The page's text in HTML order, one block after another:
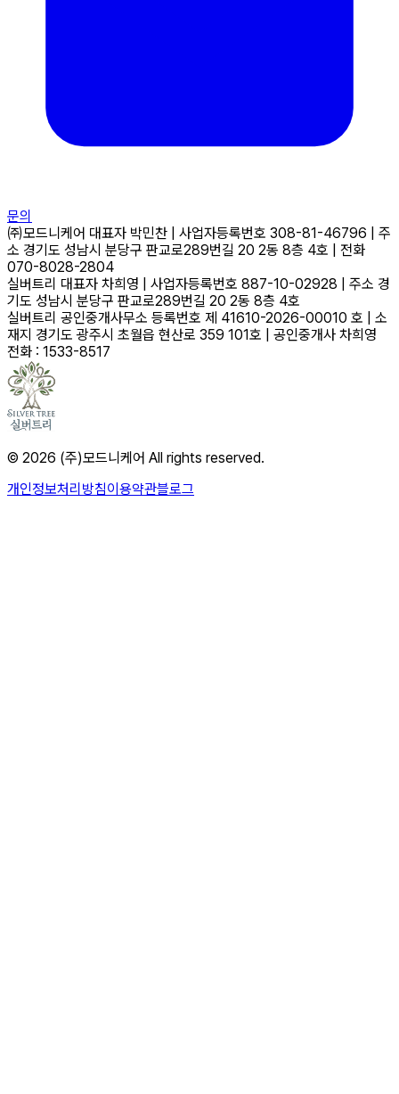
문의
㈜모드니케어 대표자 박민찬 사업자등록번호 308-81-46796
주
소 경기도 성남시 분당구 판교로289번길 20 2동 8층 4호
전화
070-8028-2804
실버트리 대표자 차희영 사업자등록번호 887-10-02928 주소 경
기도 성남시 분당구 판교로289번길 20 2동 8층 4호
실버트리 공인중개사무소 등록번호 제 41610-2026-00010 호
소
재지 경기도 광주시 초월읍 현산로 359 101호 공인중개사 차희영
전화 : 1533-8517
© 2026 (주)모드니케어 All rights reserved.
개인정보처리방침이용약관블로그